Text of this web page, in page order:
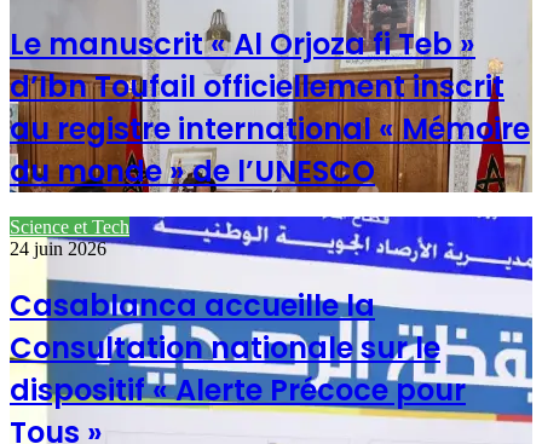
Le manuscrit « Al Orjoza fi Teb »
d’Ibn Toufail officiellement inscrit
au registre international « Mémoire
du monde » de l’UNESCO
Science et Tech
24 juin 2026
Casablanca accueille la
Consultation nationale sur le
dispositif « Alerte Précoce pour
Tous »